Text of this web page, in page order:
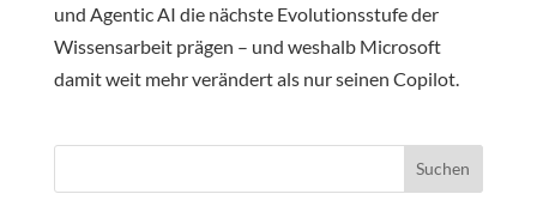
und Agentic AI die nächste Evolutionsstufe der
Wissensarbeit prägen – und weshalb Microsoft
damit weit mehr verändert als nur seinen Copilot.
Suchen